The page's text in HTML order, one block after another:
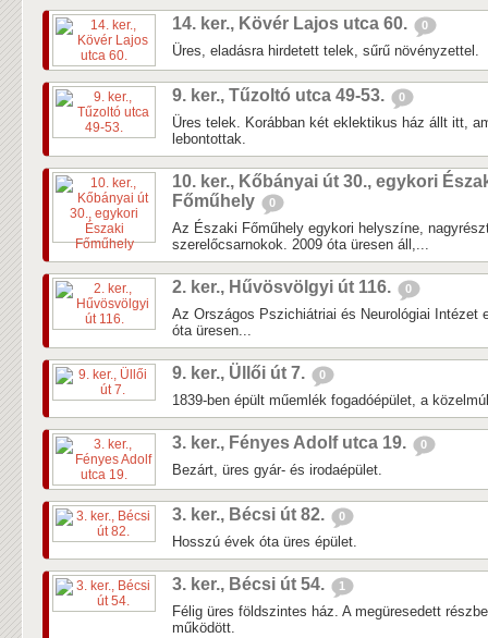
14. ker., Kövér Lajos utca 60. 0
Üres, eladásra hirdetett telek, sűrű növényzettel.
9. ker., Tűzoltó utca 49-53. 0
Üres telek. Korábban két eklektikus ház állt itt,
lebontottak.
10. ker., Kőbányai út 30., egykori
Főműhely
0
Az Északi Főműhely egykori helyszíne,
szerelőcsarnokok. 2009 óta üresen áll,...
2. ker., Hűvösvölgyi út 116. 0
Az Országos Pszichiátriai és Neurológiai Intézet
óta üresen...
9. ker., Üllői út 7. 0
1839-ben épült műemlék fogadóépület, a
3. ker., Fényes Adolf utca 19. 0
Bezárt, üres gyár- és irodaépület.
3. ker., Bécsi út 82. 0
Hosszú évek óta üres épület.
3. ker., Bécsi út 54. 1
Félig üres földszintes ház. A megüresedett
működött.